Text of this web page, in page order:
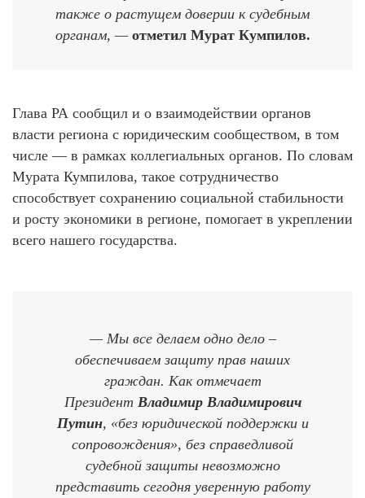
также о растущем доверии к судебным
органам, — отметил Мурат Кумпилов.
Глава РА сообщил и о взаимодействии органов
власти региона с юридическим сообществом, в том
числе — в рамках коллегиальных органов. По словам
Мурата Кумпилова, такое сотрудничество
способствует сохранению социальной стабильности
и росту экономики в регионе, помогает в укреплении
всего нашего государства.
— Мы все делаем одно дело –
обеспечиваем защиту прав наших
граждан. Как отмечает
Президент Владимир Владимирович
Путин, «без юридической поддержки и
сопровождения», без справедливой
судебной защиты невозможно
представить сегодня уверенную работу